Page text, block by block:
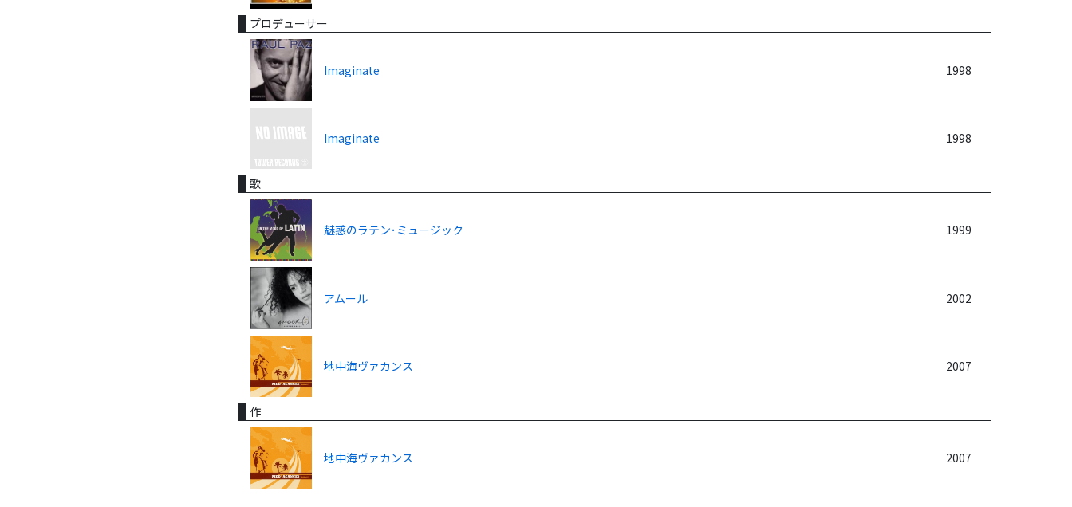
プロデューサー
Imaginate 1998
Imaginate 1998
歌
魅惑のラテン･ミュージック 1999
アムール 2002
地中海ヴァカンス 2007
作
地中海ヴァカンス 2007